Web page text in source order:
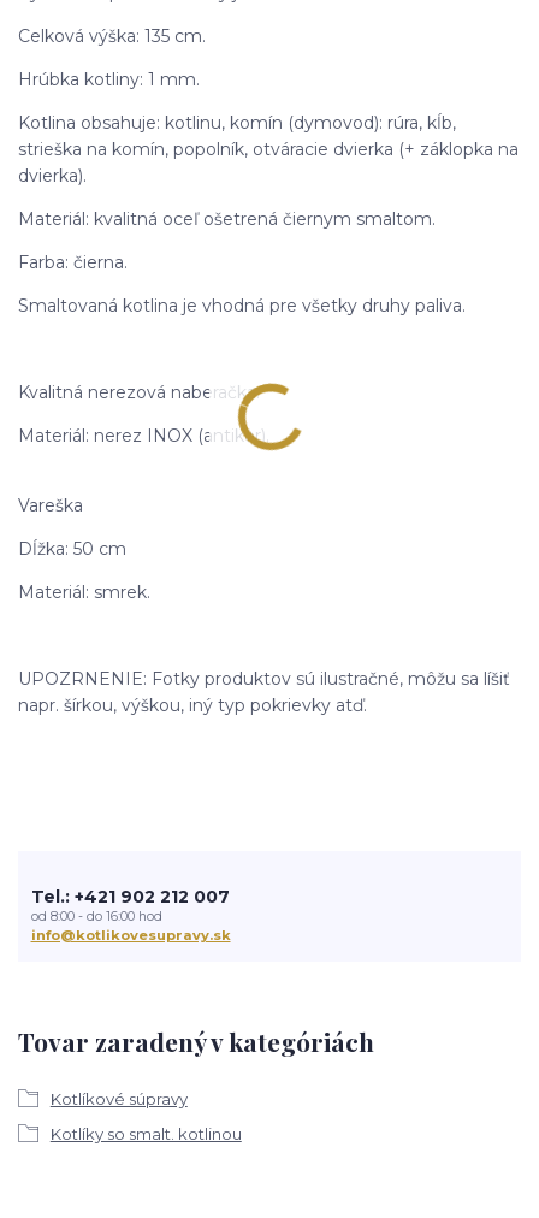
Celková výška: 135 cm.
Hrúbka kotliny: 1 mm.
Kotlina obsahuje: kotlinu, komín (dymovod): rúra, kĺb,
strieška na komín, popolník, otváracie dvierka (+ záklopka na
dvierka).
Materiál: kvalitná oceľ ošetrená čiernym smaltom.
Farba: čierna.
Smaltovaná kotlina je vhodná pre všetky druhy paliva.
Kvalitná nerezová naberačka.
Materiál: nerez INOX (antikor).
Vareška
Dĺžka: 50 cm
Materiál: smrek.
UPOZRNENIE: Fotky produktov sú ilustračné, môžu sa líšiť
napr. šírkou, výškou, iný typ pokrievky atď.
Tovar zaradený v kategóriách
Kotlíkové súpravy
Kotlíky so smalt. kotlinou
Tel.: +421 902 212 007
od 8:00 - do 16:00 hod
info@kotlikovesupravy.sk